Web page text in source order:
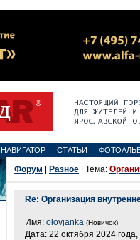
НАВИГАТОР СТАТЬИ
Форум Разное | Тема:
Re: Организация
Имя: olovjanka (Новичок)
Дата: 22 октября 2024